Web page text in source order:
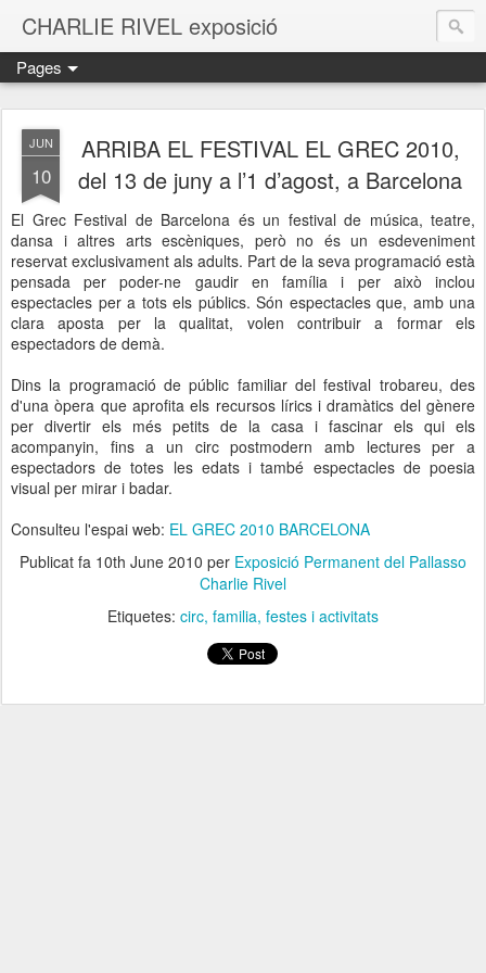
CHARLIE RIVEL exposició
Pages
JUN
10
ARRIBA EL FESTIVAL EL GREC 2010,
del 13 de juny a l’1 d’agost, a Barcelona
El Grec Festival de Barcelona és un festival de música, teatre,
dansa i altres arts escèniques, però no és un esdeveniment
reservat exclusivament als adults. Part de la seva programació està
pensada per poder-ne gaudir en família i per això inclou
espectacles per a tots els públics. Són espectacles que, amb una
clara aposta per la qualitat, volen contribuir a formar els
espectadors de demà.
Dins la programació de públic familiar del festival trobareu, des
d'una òpera que aprofita els recursos lírics i dramàtics del gènere
per divertir els més petits de la casa i fascinar els qui els
acompanyin, fins a un circ postmodern amb lectures per a
espectadors de totes les edats i també espectacles de poesia
visual per mirar i badar.
Consulteu l'espai web: EL GREC 2010 BARCELONA
Publicat fa 10th June 2010 per Exposició Permanent del Pallasso
Charlie Rivel
Etiquetes: circ familia festes i activitats